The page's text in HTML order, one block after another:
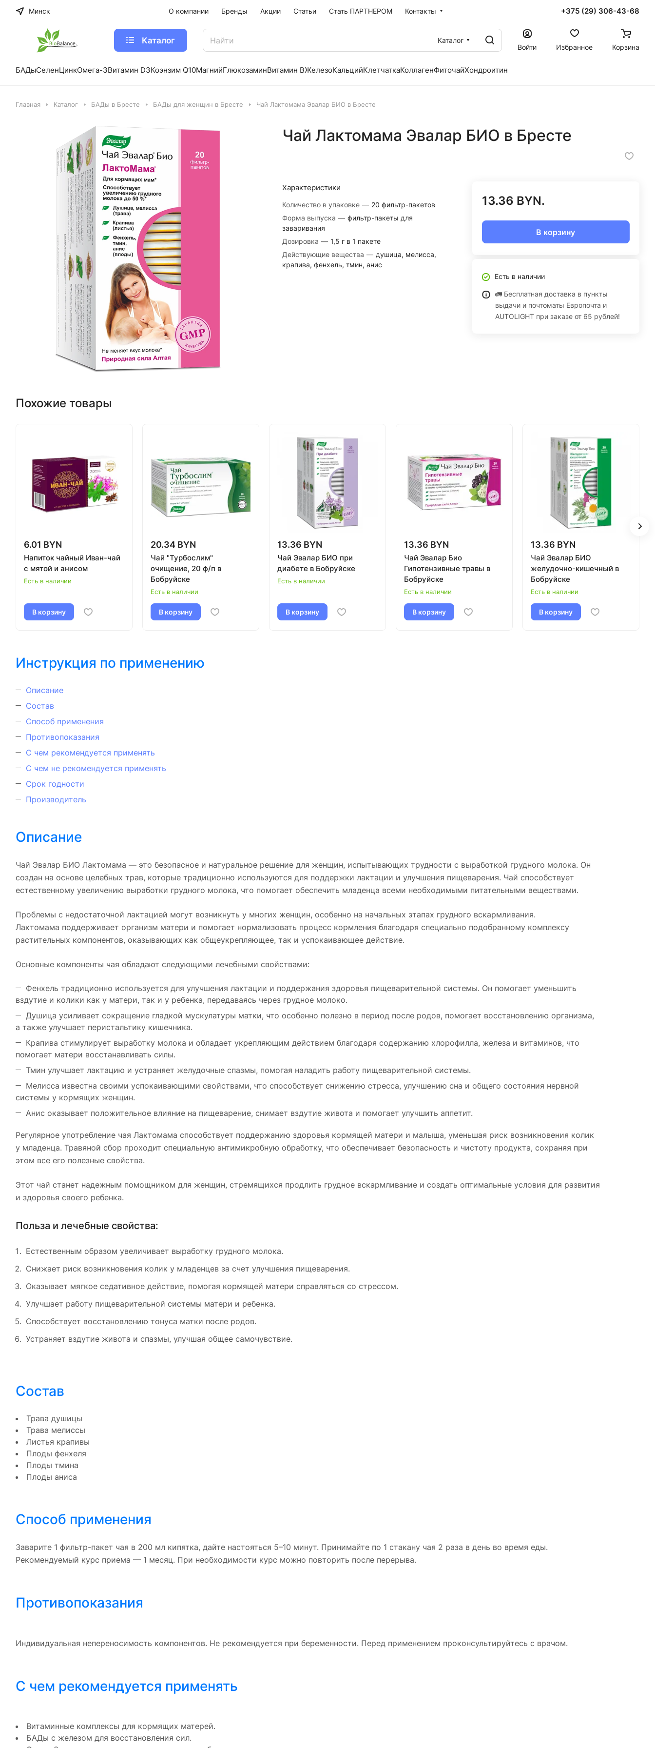
Минск О компании Бренды Акции Статьи Стать ПАРТНЕРОМ Контакты +375 (29) 306-43-68
Каталог
Каталог
Войти
Избранное Корзина
БАДыСеленЦинкОмега-3Витамин D3Коэнзим Q10МагнийГлюкозаминВитамин BЖелезоКальцийКлетчаткаКоллагенФиточайХондроитин
Главная Каталог БАДы в Бресте БАДы для женщин в Бресте Чай Лактомама Эвалар БИО в Бресте
Чай Лактомама Эвалар БИО в Бресте
Характеристики
Количество в упаковке — 20 фильтр-пакетов
Форма выпуска — фильтр-пакеты для
заваривания
Дозировка — 1,5 г в 1 пакете
Действующие вещества — душица, мелисса,
крапива, фенхель, тмин, анис
13.36 BYN.
В корзину
Есть в наличии
🚛 Бесплатная доставка в пункты
выдачи и почтоматы Европочта и
AUTOLIGHT при заказе от 65 рублей!
Похожие товары
6.01 BYN
Напиток чайный Иван-чай
с мятой и анисом
Есть в наличии
В корзину
20.34 BYN
Чай "Турбослим"
очищение, 20 ф/п в
Бобруйске
Есть в наличии
В корзину
13.36 BYN
Чай Эвалар БИО при
диабете в Бобруйске
Есть в наличии
В корзину
13.36 BYN
Чай Эвалар Био
Гипотензивные травы в
Бобруйске
Есть в наличии
В корзину
13.36 BYN
Чай Эвалар БИО
желудочно-кишечный в
Бобруйске
Есть в наличии
В корзину
Инструкция по применению
Описание
Состав
Способ применения
Противопоказания
С чем рекомендуется применять
С чем не рекомендуется применять
Срок годности
Производитель
Описание
Чай Эвалар БИО Лактомама — это безопасное и натуральное решение для женщин, испытывающих трудности с выработкой грудного молока. Он
создан на основе целебных трав, которые традиционно используются для поддержки лактации и улучшения пищеварения. Чай способствует
естественному увеличению выработки грудного молока, что помогает обеспечить младенца всеми необходимыми питательными веществами.
Проблемы с недостаточной лактацией могут возникнуть у многих женщин, особенно на начальных этапах грудного вскармливания.
Лактомама поддерживает организм матери и помогает нормализовать процесс кормления благодаря специально подобранному комплексу
растительных компонентов, оказывающих как общеукрепляющее, так и успокаивающее действие.
Основные компоненты чая обладают следующими лечебными свойствами:
Фенхель традиционно используется для улучшения лактации и поддержания здоровья пищеварительной системы. Он помогает уменьшить
вздутие и колики как у матери, так и у ребенка, передаваясь через грудное молоко.
Душица усиливает сокращение гладкой мускулатуры матки, что особенно полезно в период после родов, помогает восстановлению организма,
а также улучшает перистальтику кишечника.
Крапива стимулирует выработку молока и обладает укрепляющим действием благодаря содержанию хлорофилла, железа и витаминов, что
помогает матери восстанавливать силы.
Тмин улучшает лактацию и устраняет желудочные спазмы, помогая наладить работу пищеварительной системы.
Мелисса известна своими успокаивающими свойствами, что способствует снижению стресса, улучшению сна и общего состояния нервной
системы у кормящих женщин.
Анис оказывает положительное влияние на пищеварение, снимает вздутие живота и помогает улучшить аппетит.
Регулярное употребление чая Лактомама способствует поддержанию здоровья кормящей матери и малыша, уменьшая риск возникновения колик
у младенца. Травяной сбор проходит специальную антимикробную обработку, что обеспечивает безопасность и чистоту продукта, сохраняя при
этом все его полезные свойства.
Этот чай станет надежным помощником для женщин, стремящихся продлить грудное вскармливание и создать оптимальные условия для развития
и здоровья своего ребенка.
Польза и лечебные свойства:
Естественным образом увеличивает выработку грудного молока.
Снижает риск возникновения колик у младенцев за счет улучшения пищеварения.
Оказывает мягкое седативное действие, помогая кормящей матери справляться со стрессом.
Улучшает работу пищеварительной системы матери и ребенка.
Способствует восстановлению тонуса матки после родов.
Устраняет вздутие живота и спазмы, улучшая общее самочувствие.
Состав
Трава душицы
Трава мелиссы
Листья крапивы
Плоды фенхеля
Плоды тмина
Плоды аниса
Способ применения
Заварите 1 фильтр-пакет чая в 200 мл кипятка, дайте настояться 5–10 минут. Принимайте по 1 стакану чая 2 раза в день во время еды.
Рекомендуемый курс приема — 1 месяц. При необходимости курс можно повторить после перерыва.
Противопоказания
Индивидуальная непереносимость компонентов. Не рекомендуется при беременности. Перед применением проконсультируйтесь с врачом.
С чем рекомендуется применять
Витаминные комплексы для кормящих матерей.
БАДы с железом для восстановления сил.